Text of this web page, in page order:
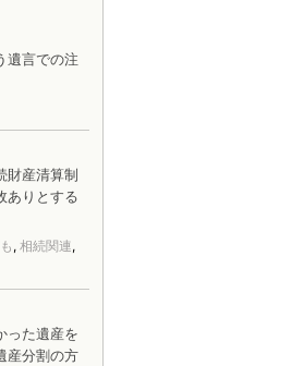
遺言での注
財産清算制
ありとする
, 相続関連,
った遺産を
産分割の方